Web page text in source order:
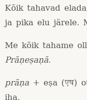
Kõik tahavad
ja pika elu järele.
Me kõik tahame
Prāṇeṣaṇā.
prāṇa + eṣa (एष)